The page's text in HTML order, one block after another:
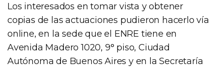
Los interesados en tomar vista y obtener
copias de las actuaciones pudieron hacerlo vía
online, en la sede que el ENRE tiene en
Avenida Madero 1020, 9° piso, Ciudad
Autónoma de Buenos Aires y en la Secretaría